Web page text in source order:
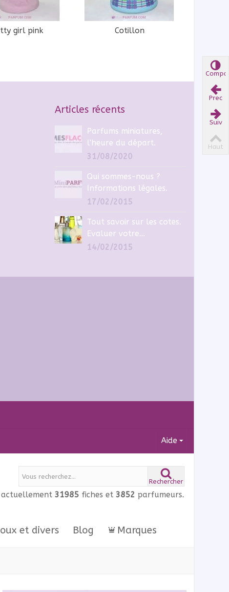
girl pink Cotillon
Articles récents
Parfums miniatures,
l’heure du départ.
31/08/2020
Qui sommes-nous ?
Informations légales.
17/02/2015
Tout savoir sur les cotes.
Evaluer votre...
14/02/2015
Prec
Suiv
Haut
Aide
Rechercher
actuellement 31985 fiches et3852 parfumeurs.
et divers Blog Marques
Prec
Suiv
Haut